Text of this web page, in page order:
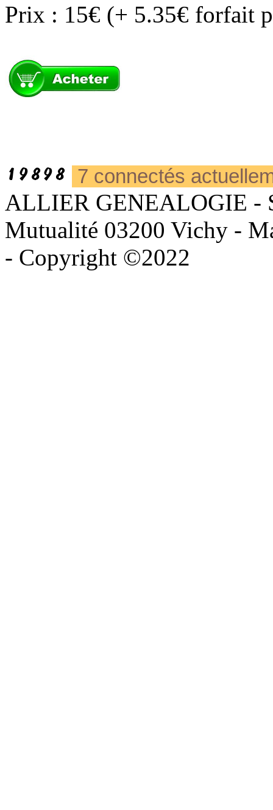
Prix : 15€ (+ 5.35€ forfait
7 connectés
ALLIER GENEALOGIE -
Mutualité 03200 Vichy -
- Copyright ©2022